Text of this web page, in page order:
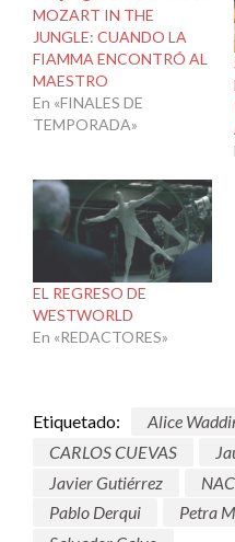
MOZART IN THE
JUNGLE: CUANDO LA
FIAMMA ENCONTRÓ AL
MAESTRO
En «FINALES DE
TEMPORADA»
EL REGRESO DE
WESTWORLD
En «REDACTORES»
Etiquetado:
Alice
CARLOS CUEVAS
Javier Gutiérrez
Pablo Derqui
Petra